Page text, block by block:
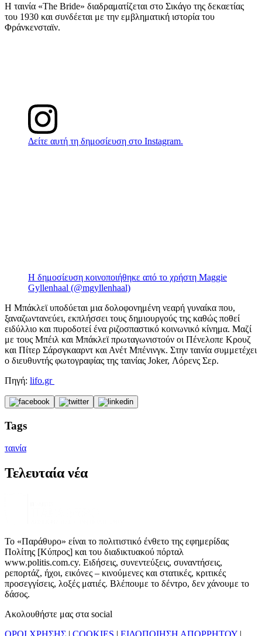
Η ταινία «The Bride» διαδραματίζεται στο Σικάγο της δεκαετίας
του 1930 και συνδέεται με την εμβληματική ιστορία του
Φράνκενσταϊν.
Δείτε αυτή τη δημοσίευση στο Instagram.
Η δημοσίευση κοινοποιήθηκε από το χρήστη Maggie
Gyllenhaal (@mgyllenhaal)
Η Μπάκλεϊ υποδύεται μια δολοφονημένη νεαρή γυναίκα που,
ξαναζωντανεύει, εκπλήσσει τους δημιουργούς της καθώς ποθεί
ειδύλλιο και πυροδοτεί ένα ριζοσπαστικό κοινωνικό κίνημα. Μαζί
με τους Μπέιλ και Μπάκλεϊ πρωταγωνιστούν οι Πένελοπε Κρουζ
και Πίτερ Σάρσγκααρντ και Ανέτ Μπένινγκ. Στην ταινία συμμετέχει
ο διευθυντής φωτογραφίας της ταινίας Joker, Λόρενς Σερ.
Πηγή: lifo.gr
Tags
ταινία
Τελευταία νέα
Το «Παράθυρο» είναι το πολιτιστικό ένθετο της εφημερίδας
Πολίτης [Κύπρος] και του διαδικτυακού πόρταλ
www.politis.com.cy. Ειδήσεις, συνεντεύξεις, συναντήσεις,
ρεπορτάζ, ήχοι, εικόνες – κινούμενες και στατικές, κριτικές
προσεγγίσεις, λοξές ματιές. Βλέπουμε το δέντρο, δεν χάνουμε το
δάσος.
Ακολουθήστε μας στα social